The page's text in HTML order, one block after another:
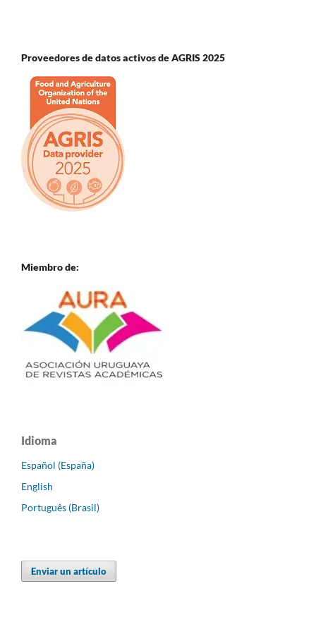
Proveedores de datos activos de AGRIS 2025
Miembro de:
Idioma
Español (España)
English
Português (Brasil)
Enviar un artículo